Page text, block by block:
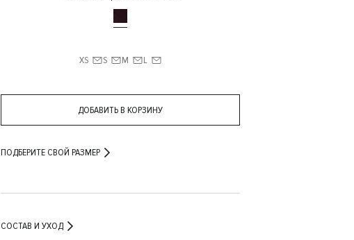
XS S M L
ДОБАВИТЬ В КОРЗИНУ
ПОДБЕРИТЕ СВОЙ РАЗМЕР
СОСТАВ И УХОД